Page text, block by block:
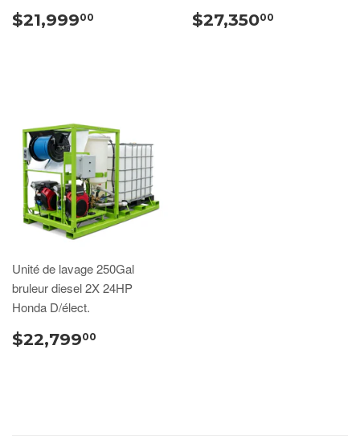
$21,99900 $27,35000
Unité de lavage 250Gal
bruleur diesel 2X 24HP
Honda D/élect.
$22,79900